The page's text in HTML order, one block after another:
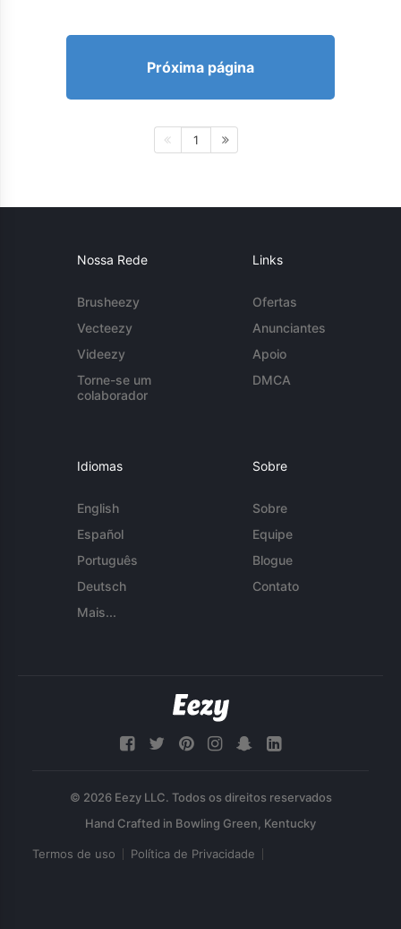
Próxima página
1
Nossa Rede
Brusheezy
Vecteezy
Videezy
Torne-se um
colaborador
Links
Ofertas
Anunciantes
Apoio
DMCA
Idiomas
English
Español
Português
Deutsch
Mais...
Sobre
Sobre
Equipe
Blogue
Contato
© 2026 Eezy LLC. Todos os direitos reservados
Termos de uso Política de Privacidade